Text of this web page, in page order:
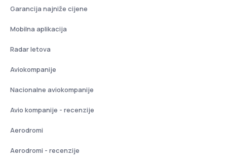
Garancija najniže cijene
Mobilna aplikacija
Radar letova
Aviokompanije
Nacionalne aviokompanije
Avio kompanije - recenzije
Aerodromi
Aerodromi - recenzije